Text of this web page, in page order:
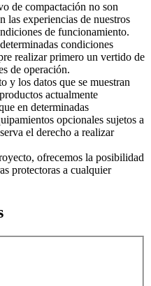
de compactación no son
las experiencias de nuestros
de funcionamiento.
condiciones
realizar primero un vertido de
de operación.
y los datos que se muestran
actualmente
en determinadas
opcionales sujetos a
el derecho a realizar
ofrecemos la posibilidad
protectoras a cualquier